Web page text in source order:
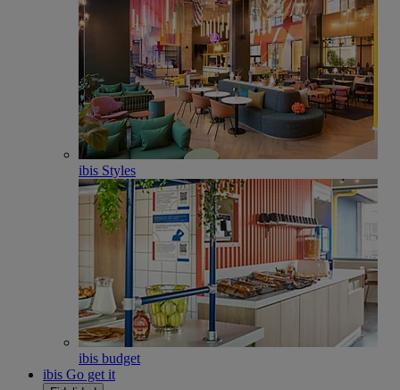
ibis Styles
ibis budget
ibis Go get it